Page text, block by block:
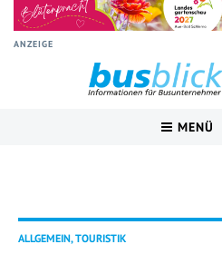
ANZEIGE
MENÜ
ALLGEMEIN, TOURISTIK